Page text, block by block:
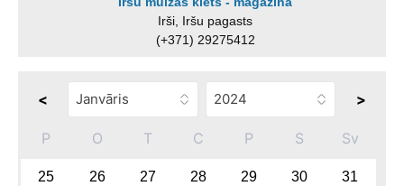
Irši, Iršu pagasts
(+371) 29275412
< >
P O T C P S Sv
25 26 27 28 29 30 31